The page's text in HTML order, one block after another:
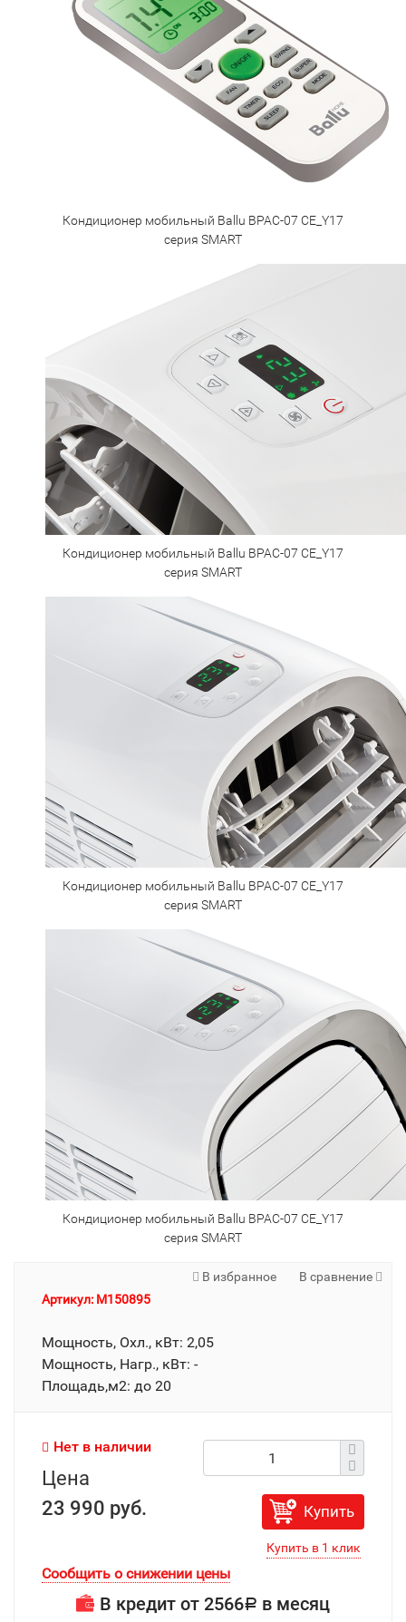
Кондиционер мобильный Ballu BPAC-07 CE_Y17
серия SMART
Кондиционер мобильный Ballu BPAC-07 CE_Y17
серия SMART
Кондиционер мобильный Ballu BPAC-07 CE_Y17
серия SMART
Кондиционер мобильный Ballu BPAC-07 CE_Y17
серия SMART
В избранное
В сравнение
Артикул: M150895
Мощность, Охл., кВт: 2,05
Мощность, Нагр., кВт: -
Площадь,м2: до 20
Нет в наличии
Цена
23 990 руб.
Купить
Сообщить о снижении цены
В кредит от 2566Р в месяц